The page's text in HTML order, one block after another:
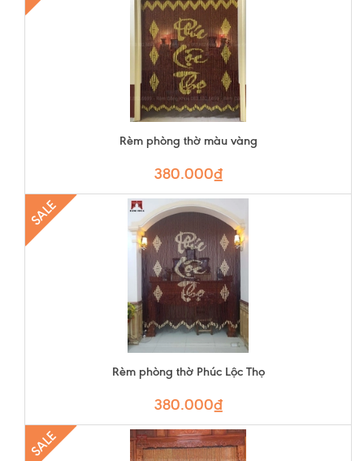
Rèm phòng thờ màu vàng
380.000₫
SALE
Rèm phòng thờ Phúc Lộc Thọ
380.000₫
SALE